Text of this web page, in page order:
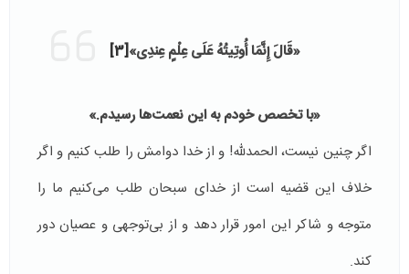
«قَالَ إِنَّمَا أُوتِیتُهُ عَلَى عِلْمٍ عِندِی»[3]
«با تخصص خودم به این نعمت‌ها رسیدم.
»
اگر چنین نیست، الحمدلله! و از خدا دوامش را طلب کنیم و اگر
خلاف این قضیه است از خدای سبحان طلب می‌کنیم ما را
متوجه و شاکر این امور قرار دهد و از بی‌توجهی و عصیان دور
کند.